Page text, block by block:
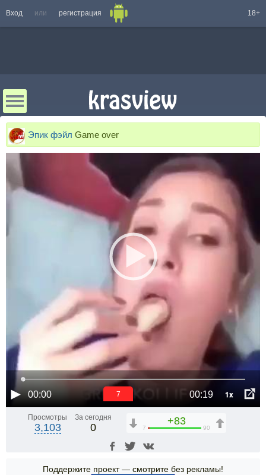
Вход или регистрация 18+
Эпик фэйл Game over
00:00 00:19 1x
6
Просмотры
3,103
За сегодня
0
+83
7 90
Поддержите проект — смотрите без рекламы!